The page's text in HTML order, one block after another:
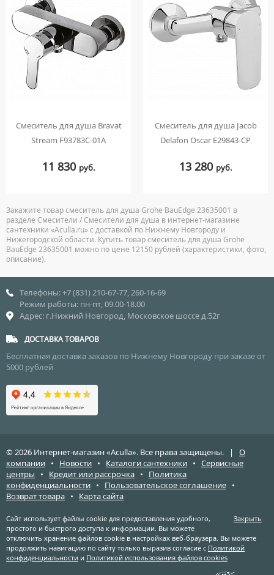
Смеситель для душа Bravat
Stream F93783C-01A
11 830 руб.
Смеситель для душа Jacob
Delafon Oscar E29843-CP
13 280 руб.
Закажите товар смеситель для душа Grohe BauEdge 23635001 в
разделе Смесители / Смесители для душа в интернет-магазине
сантехники «Aculla.ru» с доставкой по Нижнему Новгороду и
Нижегородской области. Купить товар смеситель для душа Grohe
BauEdge 23635001 можно по цене 12150 рублей (характеристики, фото,
описание).
Телефоны: +7 (831) 210-67-77, 260-16-69
Режим работы: пн-пт, 09.00-18.00
Адрес: г.Нижний Новгород, Московское шоссе д.52г
ДОСТАВКА ТОВАРОВ
Бесплатная доставка заказов по Нижнему Новгороду при заказе от
5000 рублей
© 2026 Интернет-магазин «Aculla». Все права защищены. | О
компании • Новости • Каталоги сантехники • Сервисные
центры • Кредит или рассрочка • Политика
конфиденциальности • Пользовательское соглашение •
Возврат товара • Карта сайта
Закрыть
Сайт использует файлы cookie для предоставления удобного,
простого и быстрого доступа к информации. Вы можете
отключить хранение файлов cookie в настройках веб-браузера. Вы можете
продолжить навигацию по сайту только выразив согласие с Политикой
конфиденциальности и Политикой использования файлов cookies